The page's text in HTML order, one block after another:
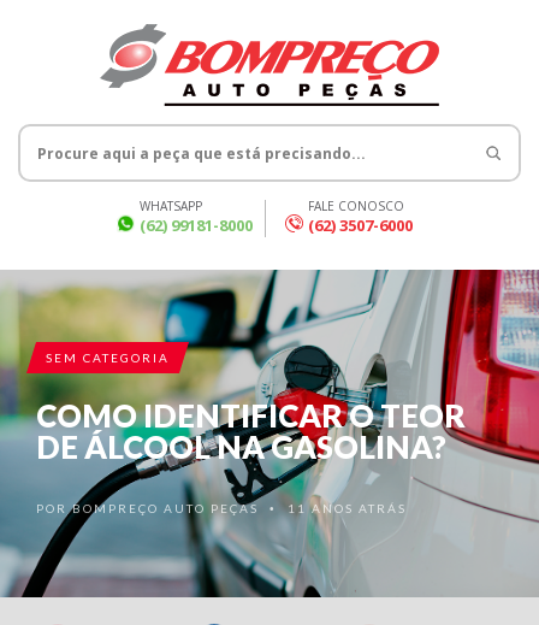
WHATSAPP
(62) 99181-8000
FALE CONOSCO
(62) 3507-6000
SEM CATEGORIA
COMO IDENTIFICAR O TEOR
DE ÁLCOOL NA GASOLINA?
PORBOMPREÇO AUTO PEÇAS • 11 ANOS ATRÁS